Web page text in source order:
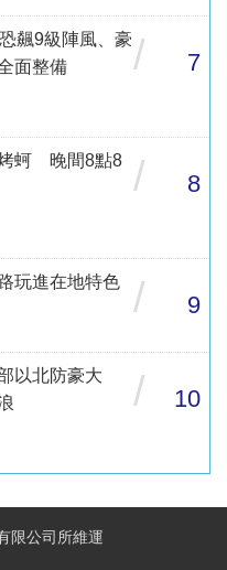
飆9級陣風、豪
面整備
/ 7
烤蚵 晚間8點8
/ 8
玩進在地特色
/ 9
以北防豪大
/ 10
限公司所維運